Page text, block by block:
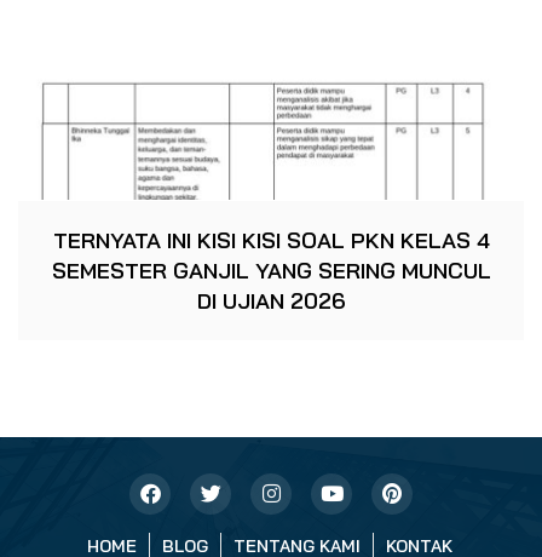
TERNYATA INI KISI KISI SOAL PKN KELAS 4
SEMESTER GANJIL YANG SERING MUNCUL
DI UJIAN 2026
HOME BLOG TENTANG KAMI KONTAK